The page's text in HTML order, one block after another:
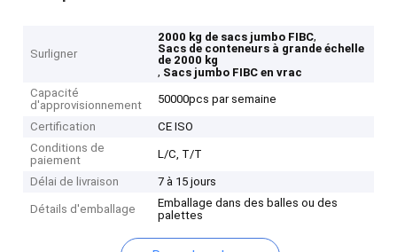
Surligner
2000 kg de sacs jumbo FIBC,
Sacs de conteneurs à grande échelle
de 2000 kg
, Sacs jumbo FIBC en vrac
Capacité
d'approvisionnement
50000pcs par semaine
Certification
CE ISO
Conditions de
paiement
L/C, T/T
Délai de livraison 7 à 15 jours
Détails d'emballage
Emballage dans des balles ou des
palettes